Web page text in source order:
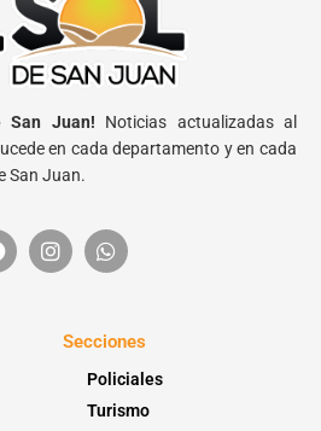
San Juan! Noticias actualizadas al
en cada departamento y en cada
San Juan.
Secciones
Policiales
Turismo